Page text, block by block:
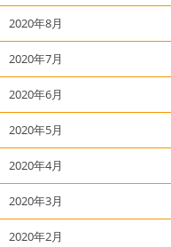
2020年8月
2020年7月
2020年6月
2020年5月
2020年4月
2020年3月
2020年2月